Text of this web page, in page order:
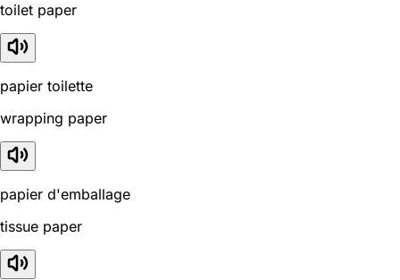
toilet paper
papier toilette
wrapping paper
papier d'emballage
tissue paper